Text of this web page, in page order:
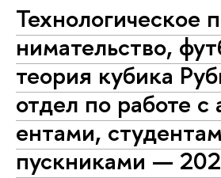
Тех­но­ло­ги­че­ское
ни­ма­тель­ство,
теория кубика
отдел по работе
ен­та­ми,
пуск­ни­ка­ми —